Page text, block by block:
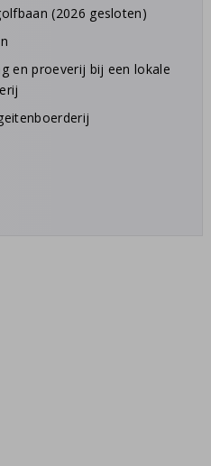
(2026 gesloten)
en proeverij bij een lokale